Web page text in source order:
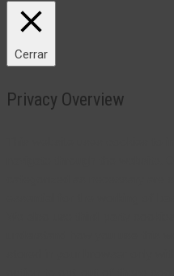
Cerrar
Privacy Overview